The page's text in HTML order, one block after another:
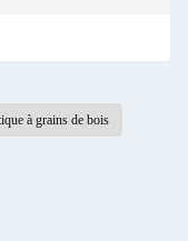
à grains de bois